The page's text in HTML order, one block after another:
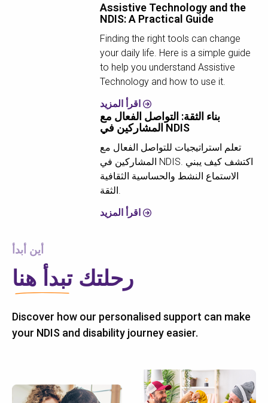
Assistive Technology and the
NDIS: A Practical Guide
Finding the right tools can change
your daily life. Here is a simple guide
to help you understand Assistive
Technology and how to use it.
اقرأ المزيد
بناء الثقة: التواصل الفعال مع
المشاركين في NDIS
تعلم استراتيجيات للتواصل الفعال مع
المشاركين في NDIS. اكتشف كيف يبني
الاستماع النشط والحساسية الثقافية
الثقة.
اقرأ المزيد
أين أبدأ
رحلتكتبدأ هنا
Discover how our personalised support can make
your NDIS and disability journey easier.